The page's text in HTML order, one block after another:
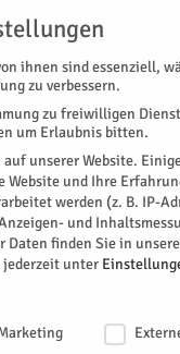
GALERIE
ihnen sind essenziell,
zu verbessern.
zu freiwilligen
um Erlaubnis bitten.
unserer Website.
Website und Ihre
werden (z. B. IP-
und
Daten finden Sie in
jederzeit unter